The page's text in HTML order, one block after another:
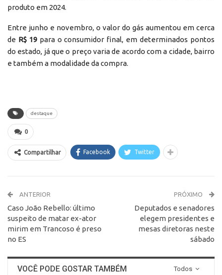
produto em 2024.
Entre junho e novembro, o valor do gás aumentou em cerca
de R$ 19 para o consumidor final, em determinados pontos
do estado, já que o preço varia de acordo com a cidade, bairro
e também a modalidade da compra.
destaque
0
Compartilhar Facebook Twitter
ANTERIOR
Caso João Rebello: último
suspeito de matar ex-ator
mirim em Trancoso é preso
no ES
PRÓXIMO
Deputados e senadores
elegem presidentes e
mesas diretoras neste
sábado
Todos
VOCÊ PODE GOSTAR TAMBÉM